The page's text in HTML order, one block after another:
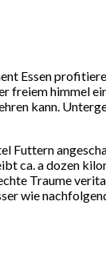
Essen
himmel
kann.
Futtern
ca. a dozen
Traume
wie